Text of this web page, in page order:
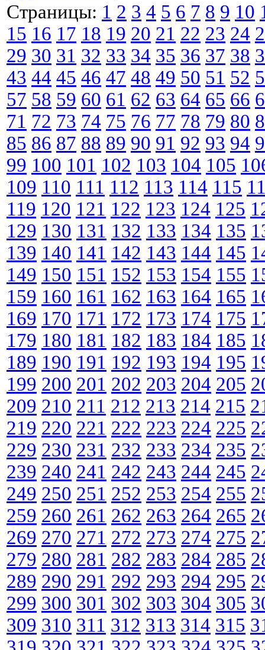
Страницы: 1 2 3 4 5 6 7 8 9 10
15 16 17 18 19 20 21 22 23 24
29 30 31 32 33 34 35 36 37 38
43 44 45 46 47 48 49 50 51 52
57 58 59 60 61 62 63 64 65 66
71 72 73 74 75 76 77 78 79 80
85 86 87 88 89 90 91 92 93 94
99 100 101 102 103 104 105
109 110 111 112 113 114 115
119 120 121 122 123 124 125
129 130 131 132 133 134 135
139 140 141 142 143 144 145
149 150 151 152 153 154 155
159 160 161 162 163 164 165
169 170 171 172 173 174 175
179 180 181 182 183 184 185
189 190 191 192 193 194 195
199 200 201 202 203 204 205
209 210 211 212 213 214 215
219 220 221 222 223 224 225
229 230 231 232 233 234 235
239 240 241 242 243 244 245
249 250 251 252 253 254 255
259 260 261 262 263 264 265
269 270 271 272 273 274 275
279 280 281 282 283 284 285
289 290 291 292 293 294 295
299 300 301 302 303 304 305
309 310 311 312 313 314 315